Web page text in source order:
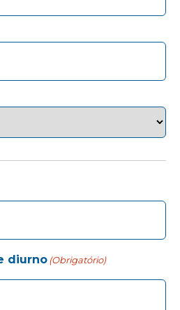
diurno(Obrigatório)